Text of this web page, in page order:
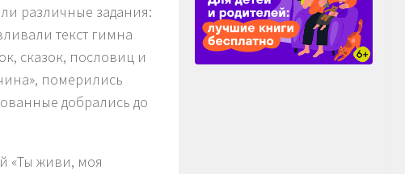
различные задания:
текст гимна
сказок, пословиц и
померились
добрались до
«Ты живи, моя